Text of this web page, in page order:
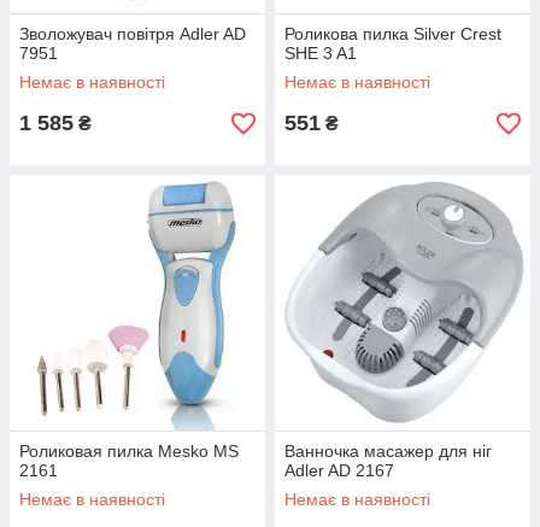
Зволожувач повітря Adler AD
7951
Немає в наявності
1 585 ₴
Роликова пилка Silver Crest
SHE 3 A1
Немає в наявності
551 ₴
Роликовая пилка Mesko MS
2161
Немає в наявності
Ванночка масажер для ніг
Adler AD 2167
Немає в наявності